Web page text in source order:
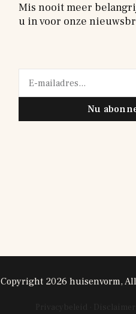
Mis nooit meer
u in voor onze
Nu
Copyright 2026 huisenvorm,